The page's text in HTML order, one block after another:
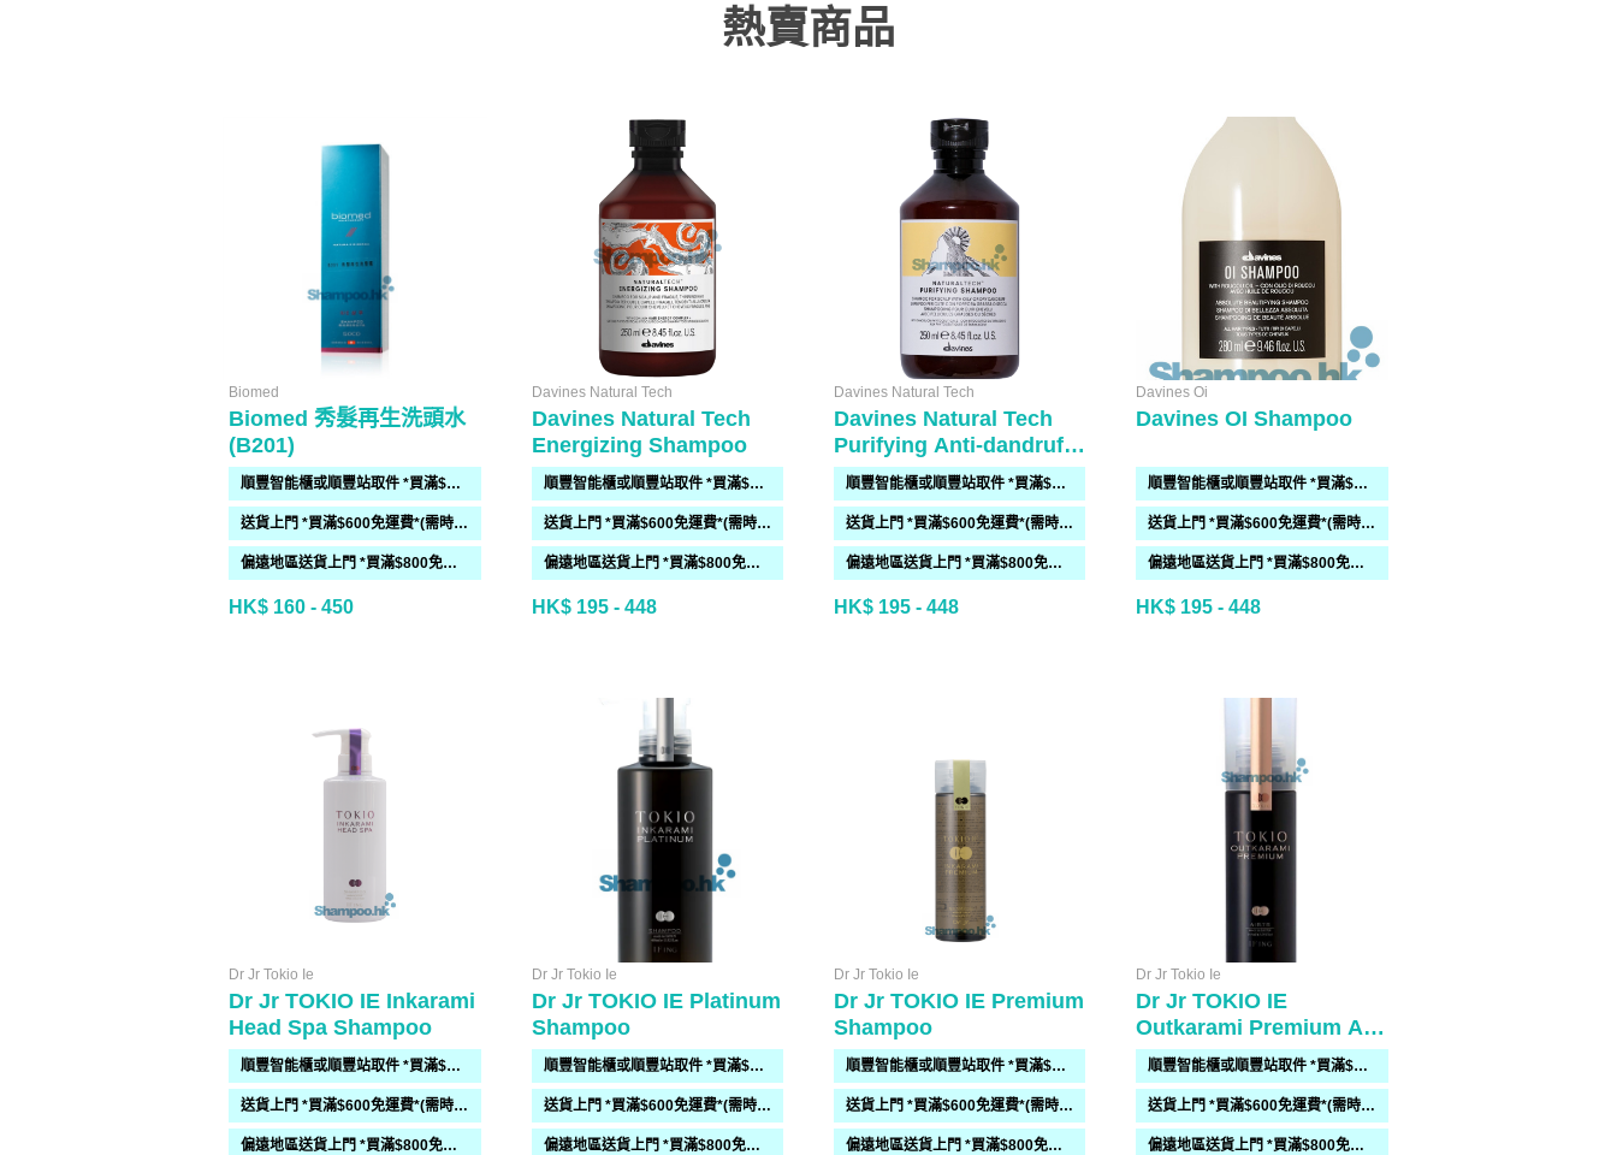
熱賣商品
Biomed
Biomed 秀髮再生洗頭水
(B201)
順豐智能櫃或順豐站取件 *買滿$300免運費*
送貨上門 *買滿$600免運費*(需時 2-6過工作天)
偏遠地區送貨上門 *買滿$800免運費*(需時 2-6個工作天)
HK$ 160 - 450
Davines Natural Tech
Davines Natural Tech
Energizing Shampoo
順豐智能櫃或順豐站取件 *買滿$300免運費*
送貨上門 *買滿$600免運費*(需時 2-6過工作天)
偏遠地區送貨上門 *買滿$800免運費*(需時 2-6個工作天)
HK$ 195 - 448
Davines Natural Tech
Davines Natural Tech
Purifying Anti-dandruff
Shampoo
順豐智能櫃或順豐站取件 *買滿$300免運費*
送貨上門 *買滿$600免運費*(需時 2-6過工作天)
偏遠地區送貨上門 *買滿$800免運費*(需時 2-6個工作天)
HK$ 195 - 448
Davines Oi
Davines OI Shampoo
順豐智能櫃或順豐站取件 *買滿$300免運費*
送貨上門 *買滿$600免運費*(需時 2-6過工作天)
偏遠地區送貨上門 *買滿$800免運費*(需時 2-6個工作天)
HK$ 195 - 448
Dr Jr Tokio Ie
Dr Jr TOKIO IE Inkarami
Head Spa Shampoo
順豐智能櫃或順豐站取件 *買滿$300免運費*
送貨上門 *買滿$600免運費*(需時 2-6過工作天)
偏遠地區送貨上門 *買滿$800免運費*(需時 2-6個工作天)
Dr Jr Tokio Ie
Dr Jr TOKIO IE Platinum
Shampoo
順豐智能櫃或順豐站取件 *買滿$300免運費*
送貨上門 *買滿$600免運費*(需時 2-6過工作天)
偏遠地區送貨上門 *買滿$800免運費*(需時 2-6個工作天)
Dr Jr Tokio Ie
Dr Jr TOKIO IE Premium
Shampoo
順豐智能櫃或順豐站取件 *買滿$300免運費*
送貨上門 *買滿$600免運費*(需時 2-6過工作天)
偏遠地區送貨上門 *買滿$800免運費*(需時 2-6個工作天)
Dr Jr Tokio Ie
Dr Jr TOKIO IE
Outkarami Premium Air
Treatment
順豐智能櫃或順豐站取件 *買滿$300免運費*
送貨上門 *買滿$600免運費*(需時 2-6過工作天)
偏遠地區送貨上門 *買滿$800免運費*(需時 2-6個工作天)